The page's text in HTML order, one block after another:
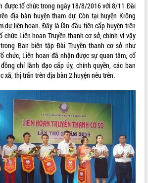
được tổ chức trong ngày 18/8/2016 với 8/11 Đài
địa bàn huyện tham dự. Còn tại huyện Krông
dự liên hoan. Đây là lần đầu tiên cấp huyện trên
Liên hoan Truyền thanh cơ sở, chính vì vậy
Ban biên tập Đài Truyền thanh cơ sở như
chức, Liên hoan đã nhận được sự quan tâm, cổ
chí lãnh đạo cấp ủy, chính quyền, các ban
xã, thị trấn trên địa bàn 2 huyện nêu trên.